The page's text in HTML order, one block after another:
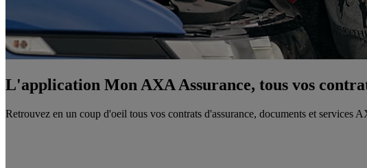
L'application Mon AXA Assurance, tous vos
Retrouvez en un coup d'oeil tous vos contrats d'assurance, documents et services